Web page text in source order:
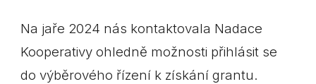
Na jaře 2024 nás kontaktovala Nadace
Kooperativy ohledně možnosti přihlásit se
do výběrového řízení k získání grantu.